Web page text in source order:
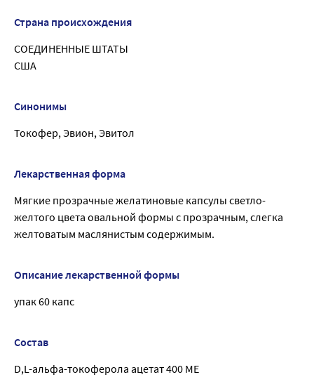
Страна происхождения
СОЕДИНЕННЫЕ ШТАТЫ
США
Синонимы
Токофер, Эвион, Эвитол
Лекарственная форма
Мягкие прозрачные желатиновые капсулы светло-
желтого цвета овальной формы с прозрачным, слегка
желтоватым маслянистым содержимым.
Описание лекарственной формы
упак 60 капс
Состав
D,L-альфа-токоферола ацетат 400 МЕ